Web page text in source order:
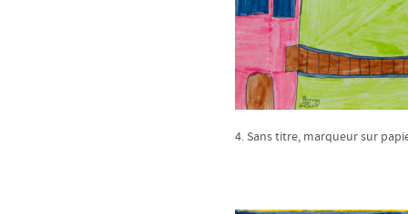
4. Sans titre, marqueur sur